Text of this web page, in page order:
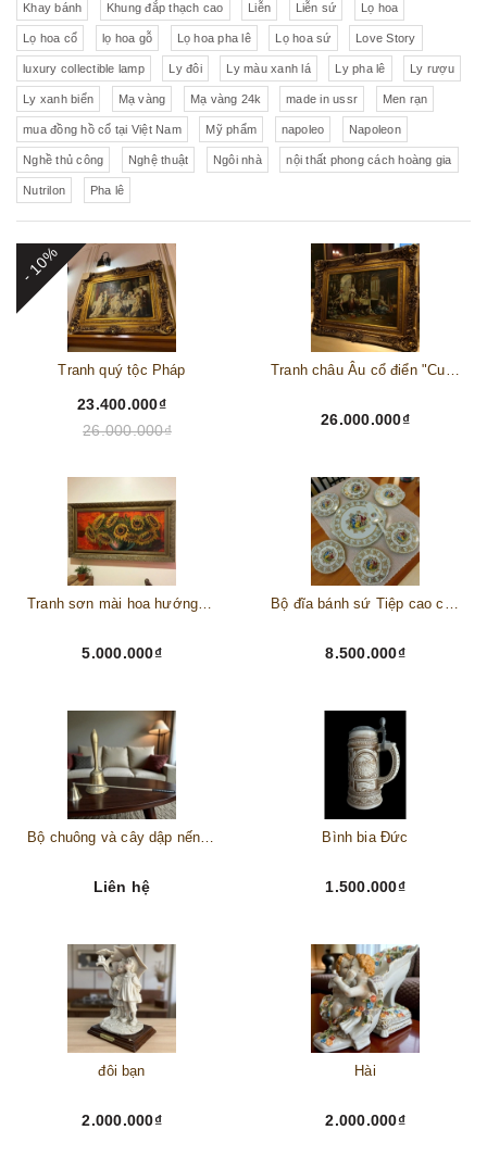
Khay bánh Khung đắp thạch cao Liễn Liễn sứ Lọ hoa
Lọ hoa cổ lọ hoa gỗ Lọ hoa pha lê Lọ hoa sứ Love Story
luxury collectible lamp Ly đôi Ly màu xanh lá Ly pha lê Ly rượu
Ly xanh biển Mạ vàng Mạ vàng 24k made in ussr Men rạn
mua đồng hồ cổ tại Việt Nam Mỹ phẩm napoleo Napoleon
Nghề thủ công Nghệ thuật Ngôi nhà nội thất phong cách hoàng gia
Nutrilon Pha lê
- 10%
Tranh quý tộc Pháp
23.400.000₫
26.000.000₫
Tranh châu Âu cổ điển "Cuộc sống lao động"
26.000.000₫
Tranh sơn mài hoa hướng dương châu Âu
5.000.000₫
Bộ đĩa bánh sứ Tiệp cao cấp – Biểu tượng tinh tế cho bàn tiệc thượng lưu
8.500.000₫
Bộ chuông và cây dập nến đồng
Liên hệ
Bình bia Đức
1.500.000₫
đôi bạn
2.000.000₫
Hài
2.000.000₫